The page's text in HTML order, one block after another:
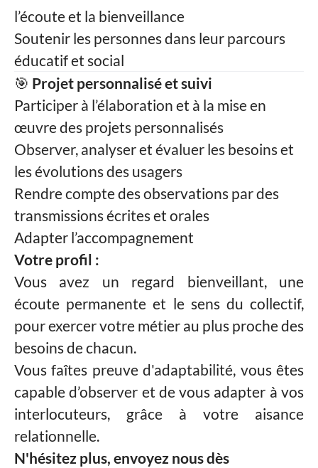
l’écoute et la bienveillance
Soutenir les personnes dans leur parcours
éducatif et social
🎯 Projet personnalisé et suivi
Participer à l’élaboration et à la mise en
œuvre des projets personnalisés
Observer, analyser et évaluer les besoins et
les évolutions des usagers
Rendre compte des observations par des
transmissions écrites et orales
Adapter l’accompagnement
Votre profil :
Vous avez un regard bienveillant, une
écoute permanente et le sens du collectif,
pour exercer votre métier au plus proche des
besoins de chacun.
Vous faîtes preuve d'adaptabilité, vous êtes
capable d’observer et de vous adapter à vos
interlocuteurs, grâce à votre aisance
relationnelle.
N'hésitez plus, envoyez nous dès